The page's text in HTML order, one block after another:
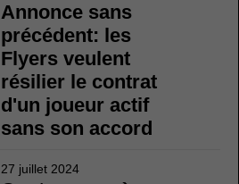
Annonce sans
précédent: les
Flyers veulent
résilier le contrat
d'un joueur actif
sans son accord
27 juillet 2024